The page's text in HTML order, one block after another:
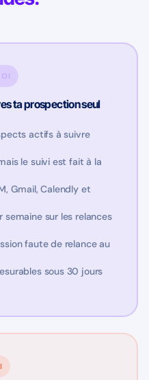
ta prospection seul
actifs à suivre
le suivi est fait à la
Gmail, Calendly et
semaine sur les relances
faute de relance au
sous 30 jours